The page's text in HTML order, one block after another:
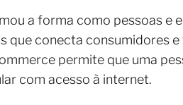
a forma como pessoas e
que conecta consumidores
permite que uma
com acesso à internet.